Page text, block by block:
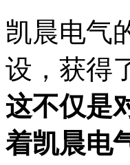
凯晨电气
设，获得
这不仅是
着凯晨电